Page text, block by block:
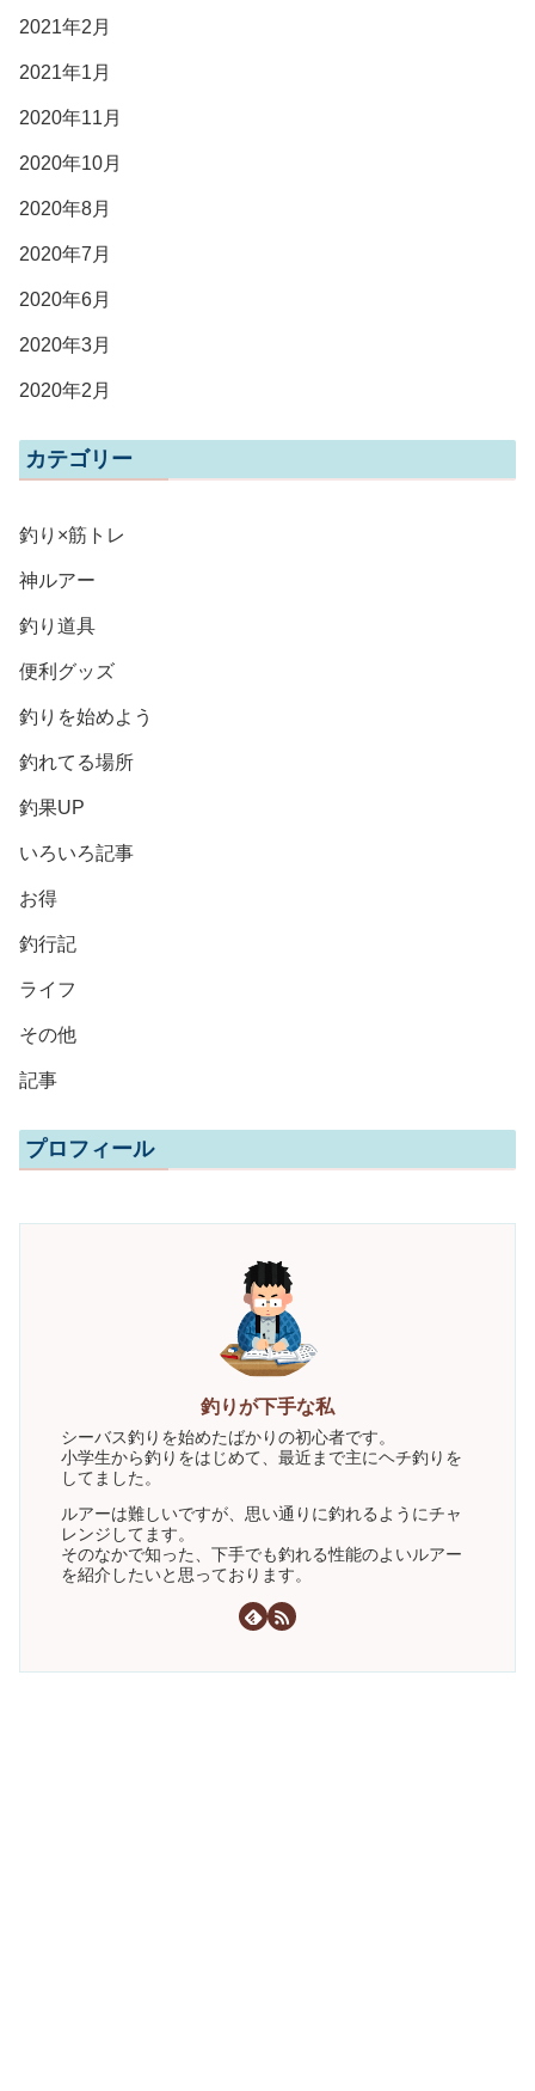
2021年2月
2021年1月
2020年11月
2020年10月
2020年8月
2020年7月
2020年6月
2020年3月
2020年2月
カテゴリー
釣り×筋トレ
神ルアー
釣り道具
便利グッズ
釣りを始めよう
釣れてる場所
釣果UP
いろいろ記事
お得
釣行記
ライフ
その他
記事
プロフィール
釣りが下手な私
シーバス釣りを始めたばかりの初心者です。
小学生から釣りをはじめて、最近まで主にヘチ釣りを
してました。
ルアーは難しいですが、思い通りに釣れるようにチャ
レンジしてます。
そのなかで知った、下手でも釣れる性能のよいルアー
を紹介したいと思っております。